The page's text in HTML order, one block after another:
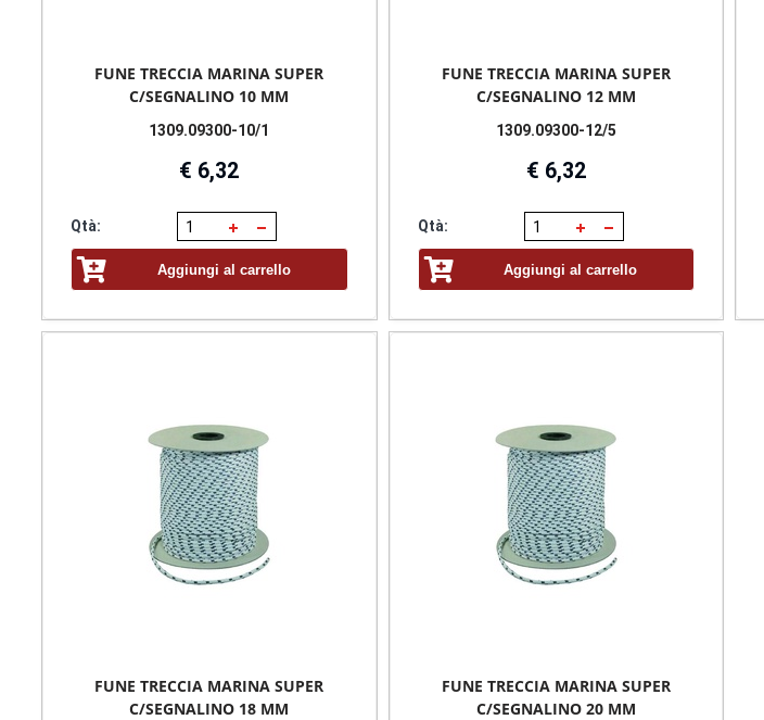
FUNE TRECCIA MARINA SUPER
C/SEGNALINO 10 MM
1309.09300-10/1
€ 6,32
Qtà:
Aggiungi al carrello
FUNE TRECCIA MARINA SUPER
C/SEGNALINO 12 MM
1309.09300-12/5
€ 6,32
Qtà:
Aggiungi al carrello
FUNE TRECCIA MARINA SUPER
C/SEGNALINO 18 MM
FUNE TRECCIA MARINA SUPER
C/SEGNALINO 20 MM